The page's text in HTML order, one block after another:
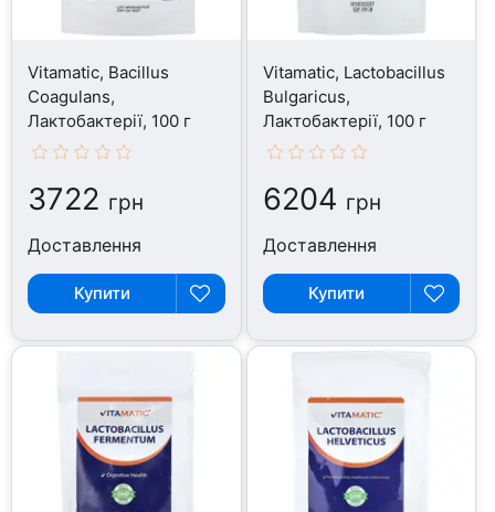
Vitamatic, Bacillus
Coagulans,
Лактобактерії, 100 г
3722 грн
Доставлення
Купити
Vitamatic, Lactobacillus
Bulgaricus,
Лактобактерії, 100 г
6204 грн
Доставлення
Купити